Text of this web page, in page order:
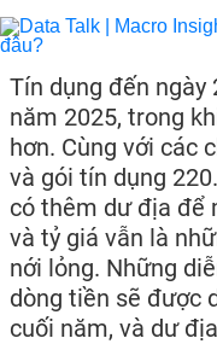
Tín dụng đến ngày
năm 2025, trong
hơn. Cùng với các
và gói tín dụng
có thêm dư địa để
và tỷ giá vẫn là
nới lỏng. Những
dòng tiền sẽ được
cuối năm, và dư